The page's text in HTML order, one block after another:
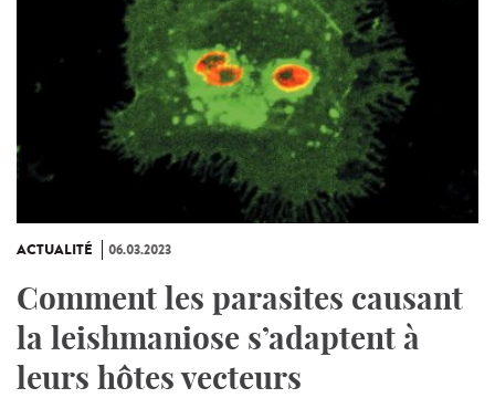
ACTUALITÉ 06.03.2023
Comment les parasites causant
la leishmaniose s’adaptent à
leurs hôtes vecteurs